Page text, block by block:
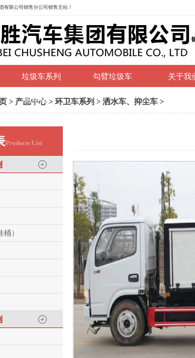
有限公司销售分公司销售主站！
垃圾车系列 勾臂垃圾车 关于我
联系我们
> 产品中心> 环卫车系列 > 洒水车、抑尘车 >
Products List
）